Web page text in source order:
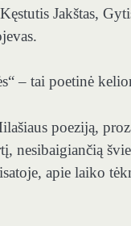
Jakštas,
– tai poetinė
poeziją,
nesibaigiančią
apie laiko